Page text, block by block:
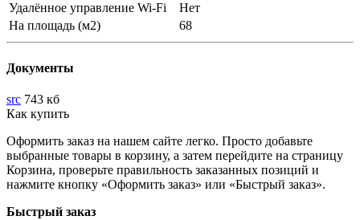
Удалённое управление Wi-Fi
Нет
На площадь (м2)
68
Документы
src 743 кб
Как купить
Оформить заказ на нашем сайте легко. Просто добавьте
выбранные товары в корзину, а затем перейдите на страницу
Корзина, проверьте правильность заказанных позиций и
нажмите кнопку «Оформить заказ» или «Быстрый заказ».
Быстрый заказ